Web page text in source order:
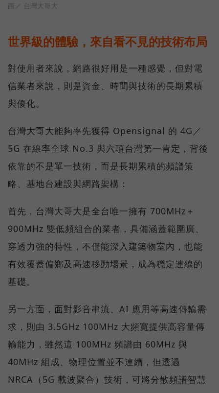
圖／ 台灣大哥大
世界級的體驗，來自看不見的技術布局
對使用者來說，網路很好用是一種感覺，但對電
信業者來說，則是資金、時間與技術的長期累積
與優化。
台灣大哥大能夠率先獲得 Opensignal 的 4G／
5G 在線率全球 No.3 與六項台灣第一肯定，背後
依靠的不是單一技術，而是長期累積的頻譜策
略、基地台建設與網路架構：
首先，台灣大哥大是全台唯一擁有 700MHz＋
900MHz 雙低頻組合的業者，具備涵蓋範圍廣、
穿透力強的特性，不僅能深入建築物室內，也能
有效覆蓋偏鄉及高速移動場景，成為穩定連線的
基礎。
另一方面，面對影音串流、AI 應用等高速傳輸需
求，則由 3.5GHz 100MHz 大頻寬提供高容量傳
輸能力，雖然這 100MHz 頻譜由 60MHz 與
40MHz 組成、物理位置並不連續，但透過
NRCA（5G 載波聚合）技術，可將分散頻譜智慧